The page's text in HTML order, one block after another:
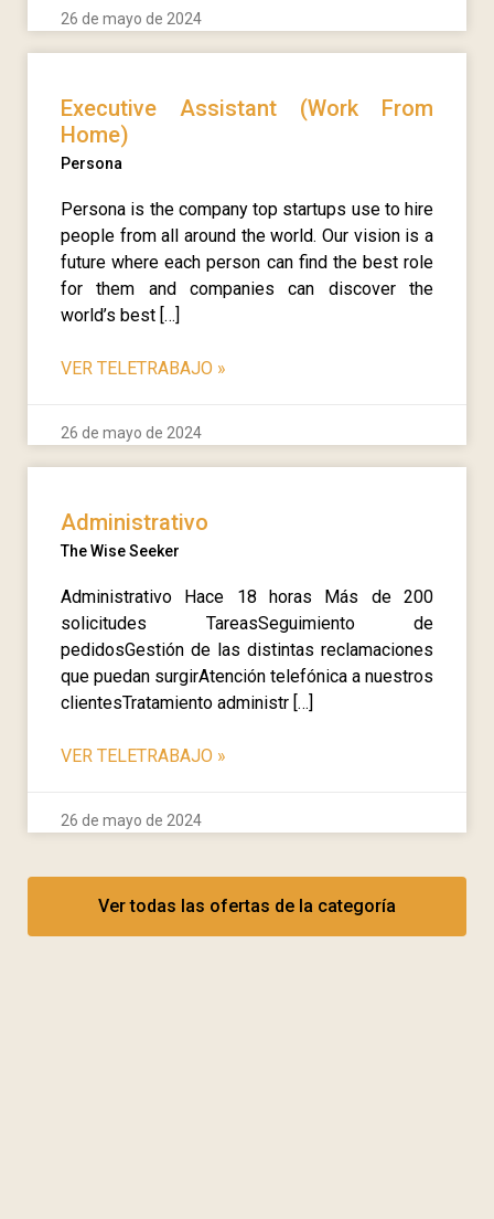
26 de mayo de 2024
Executive Assistant (Work From
Home)
Persona
Persona is the company top startups use to hire
people from all around the world. Our vision is a
future where each person can find the best role
for them and companies can discover the
world’s best […]
VER TELETRABAJO »
26 de mayo de 2024
Administrativo
The Wise Seeker
Administrativo Hace 18 horas Más de 200
solicitudes TareasSeguimiento de
pedidosGestión de las distintas reclamaciones
que puedan surgirAtención telefónica a nuestros
clientesTratamiento administr […]
VER TELETRABAJO »
26 de mayo de 2024
Ver todas las ofertas de la categoría